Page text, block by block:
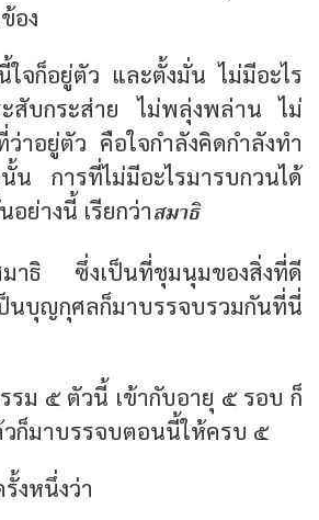
อง
จก็อยู่ตัว และตั้งมั่น ไม่มีอะไร
สับกระส่าย ไม่พลุ่งพล่าน ไม่
าอยู่ตัว คือใจกำลังคิดกำลังทำ
น การที่ไม่มีอะไรมารบกวนได้
อย่างนี้ เรียกว่าสมาธิ
มาธิ ซึ่งเป็นที่ชุมนุมของสิ่งที่ดี
บุญกุศลก็มาบรรจบรวมกันที่นี่
รม ๕ ตัวนี้ เข้ากับอายุ ๕ รอบ ก็
วก็มาบรรจบตอนนี้ให้ครบ ๕
งหนึ่งว่า